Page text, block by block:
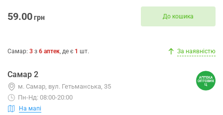
59.00грн До кошика
Самар: 3 з 6 аптек, де є 1 шт. За наявністю
Самар 2
м. Самар, вул. Гетьманська, 35
Пн-Нд: 08:00-20:00
На мапі